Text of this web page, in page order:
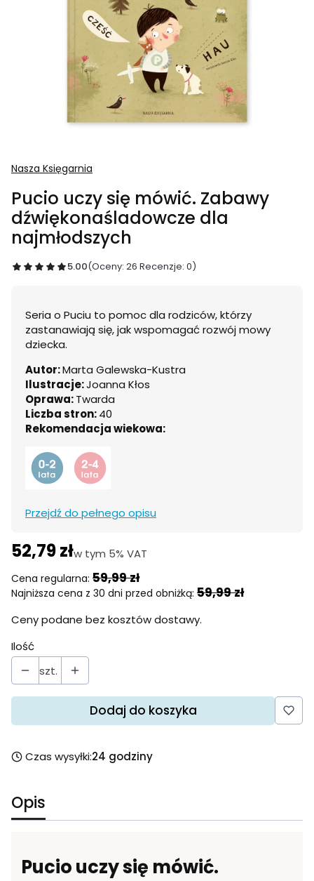
Nasza Księgarnia
Pucio uczy się mówić. Zabawy
dźwiękonaśladowcze dla
najmłodszych
5.00(Oceny: 26 Recenzje: 0)
Seria o Puciu to pomoc dla rodziców, którzy
zastanawiają się, jak wspomagać rozwój mowy
dziecka.
Autor:Marta Galewska-Kustra
Ilustracje:Joanna Kłos
Oprawa:Twarda
Liczba stron:40
Rekomendacja wiekowa:
Przejdź do pełnego opisu
52,79 złw tym 5% VAT
w tym 5% VAT
Cena regularna: 59,99 zł
Najniższa cena z 30 dni przed obniżką: 59,99 zł
Ceny podane bez kosztów dostawy.
Ilość
szt.
Dodaj do koszyka
Czas wysyłki:24 godziny
Opis
Pucio uczy się mówić.